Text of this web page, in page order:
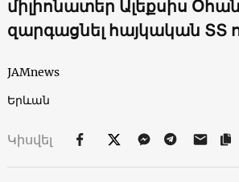
միլիոնատեր Ալեքսիս
զարգացնել հայկական ՏՏ
JAMnews
Երևան
Կիսվել